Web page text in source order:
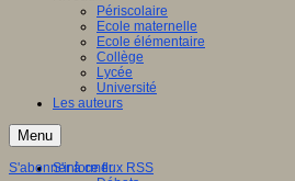
Périscolaire
Ecole maternelle
Ecole élémentaire
Collège
Lycée
Université
Les auteurs
Menu
S'informer
S'abonner à ce flux RSS